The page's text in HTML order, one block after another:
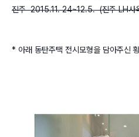
진주 2015.11. 24~12.5. (진주 LH사
* 아래 동탄주택 전시모형을 담아주신